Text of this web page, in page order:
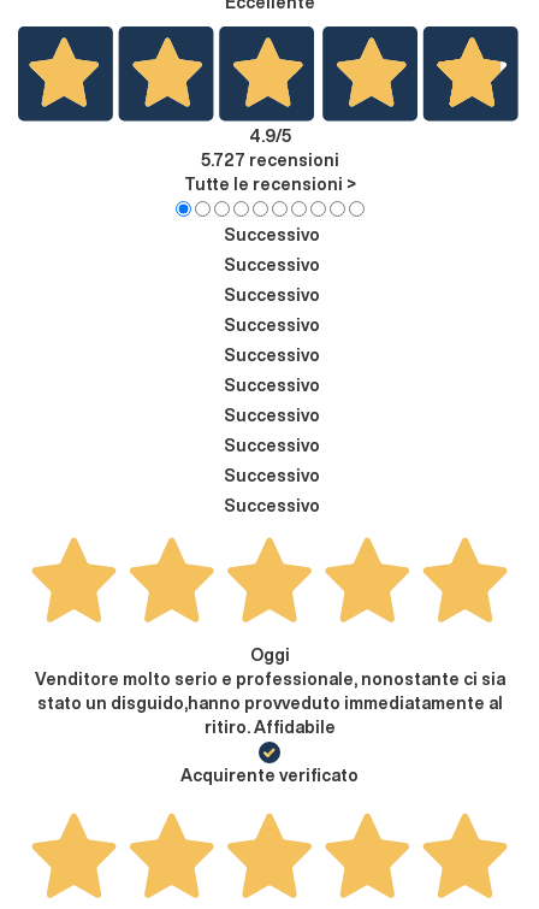
4.9/5
5.727 recensioni
Tutte le recensioni >
Successivo
Successivo
Successivo
Successivo
Successivo
Successivo
Successivo
Successivo
Successivo
Successivo
Oggi
Venditore molto serio e professionale, nonostante ci sia
stato un disguido,hanno provveduto immediatamente al
ritiro. Affidabile
Acquirente verificato